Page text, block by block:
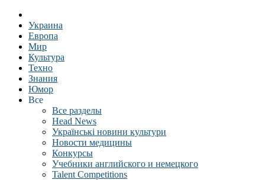
Украина
Европа
Мир
Культура
Техно
Знания
Юмор
Все
Все разделы
Head News
Українські новини культури
Новости медицины
Конкурсы
Учебники английского и немецкого
Talent Competitions